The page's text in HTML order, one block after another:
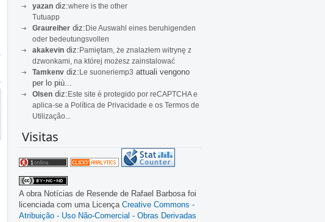
yazan diz:where is the other
Tutuapp
Graureiher diz:Die Auswahl eines beruhigenden
oder bedeutungsvollen
akakevin diz:Pamiętam, że znalazłem witrynę z
dzwonkami, na której możesz zainstalować
Tamkenv diz:Le suoneriemp3 attuali vengono
per lo più...
Olsen diz:Este site é protegido por reCAPTCHA e
aplica-se a Política de Privacidade e os Termos de
Utilização...
Visitas
A obra Notícias de Resende de Rafael Barbosa foi
licenciada com uma Licença Creative Commons -
Atribuição - Uso Não-Comercial - Obras Derivadas